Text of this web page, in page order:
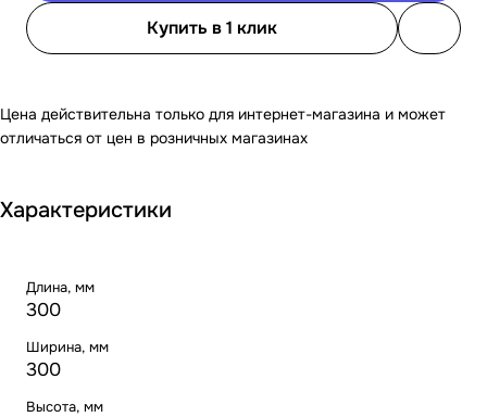
Купить в 1 клик
Цена действительна только для интернет-магазина и может
отличаться от цен в розничных магазинах
Характеристики
Длина, мм
300
Ширина, мм
300
Высота, мм